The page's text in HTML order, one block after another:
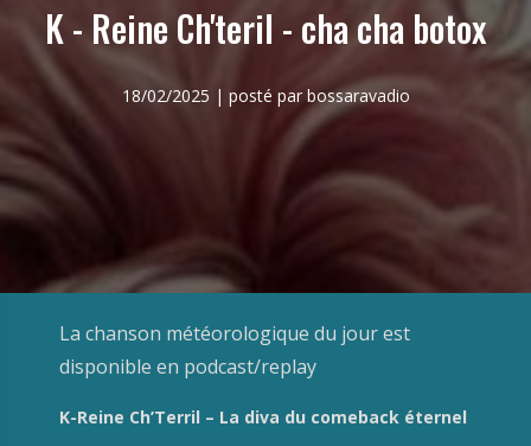
K - Reine Ch'teril - cha cha botox
18/02/2025 | posté par bossaravadio
La chanson météorologique du jour est
disponible en podcast/replay
K-Reine Ch’Terril – La diva du comeback éternel